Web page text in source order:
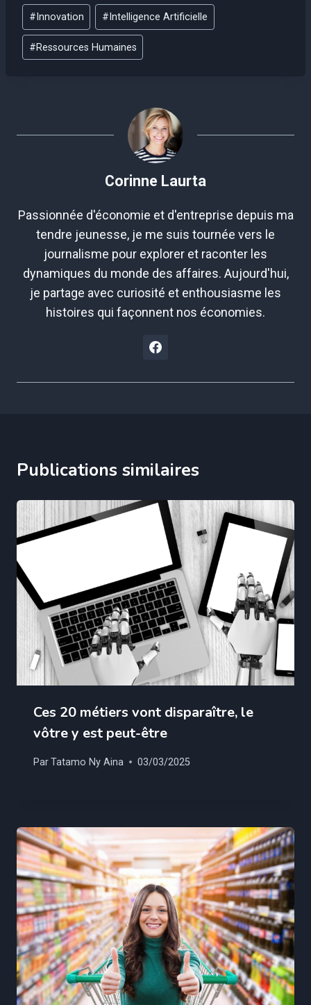
Étiquettes
de
la
# Innovation # Intelligence Artificielle
#Ressources Humaines
Corinne Laurta
Passionnée d'économie et d'entreprise depuis ma
tendre jeunesse, je me suis tournée vers le
journalisme pour explorer et raconter les
dynamiques du monde des affaires. Aujourd'hui,
je partage avec curiosité et enthousiasme les
histoires qui façonnent nos économies.
Publications similaires
Ces 20 métiers vont disparaître, le
vôtre y est peut-être
ParTatamo Ny Aina 03/03/2025